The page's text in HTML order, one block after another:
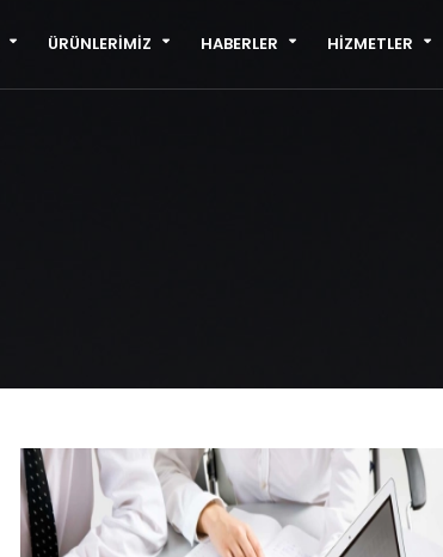
ÜRÜNLERİMİZ HABERLER HİZMETLER